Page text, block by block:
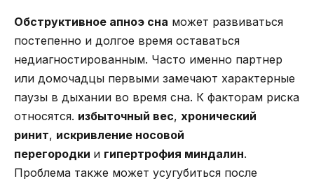
Обструктивное апноэ сна может развиваться
постепенно и долгое время оставаться
недиагностированным. Часто именно партнер
или домочадцы первыми замечают характерные
паузы в дыхании во время сна. К факторам риска
относятся. избыточный вес, хронический
ринит, искривление носовой
перегородки и гипертрофия миндалин.
Проблема также может усугубиться после